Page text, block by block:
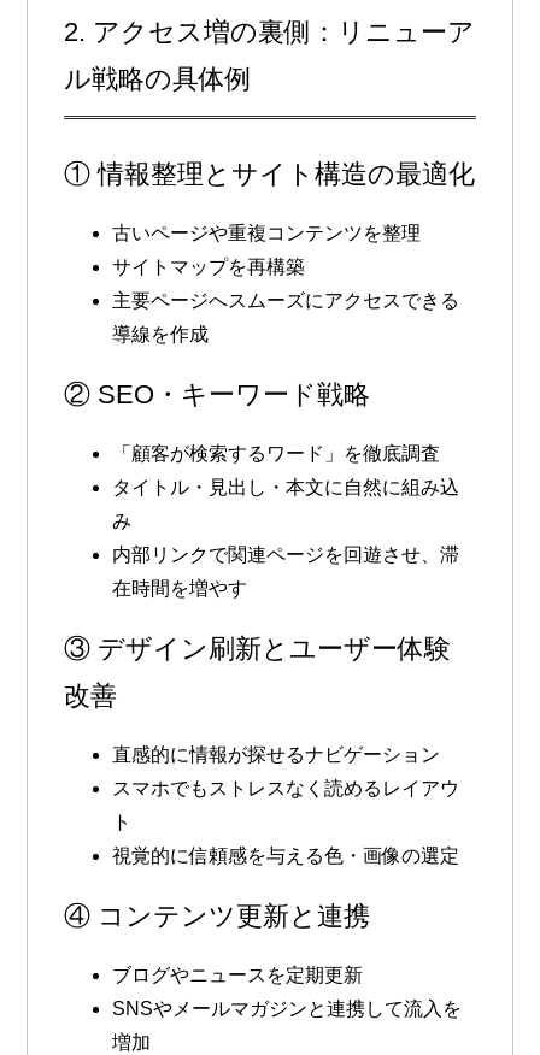
2. アクセス増の裏側：リニューア
ル戦略の具体例
① 情報整理とサイト構造の最適化
古いページや重複コンテンツを整理
サイトマップを再構築
主要ページへスムーズにアクセスできる
導線を作成
② SEO・キーワード戦略
「顧客が検索するワード」を徹底調査
タイトル・見出し・本文に自然に組み込
み
内部リンクで関連ページを回遊させ、滞
在時間を増やす
③ デザイン刷新とユーザー体験
改善
直感的に情報が探せるナビゲーション
スマホでもストレスなく読めるレイアウ
ト
視覚的に信頼感を与える色・画像の選定
④ コンテンツ更新と連携
ブログやニュースを定期更新
SNSやメールマガジンと連携して流入を
増加